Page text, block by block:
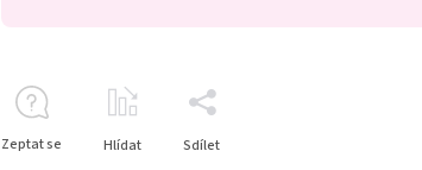
Zeptat se Hlídat Sdílet